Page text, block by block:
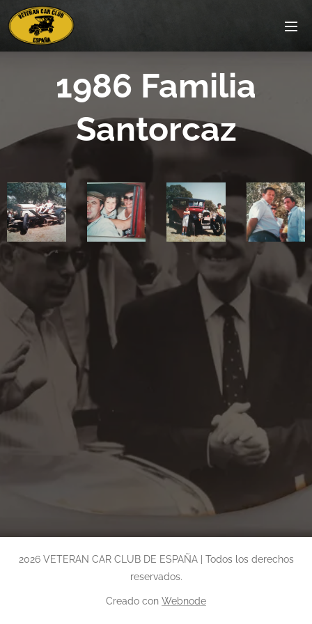
1986 Familia
Santorcaz
2026 VETERAN CAR CLUB DE ESPAÑA | Todos los derechos
reservados.
Creado con Webnode